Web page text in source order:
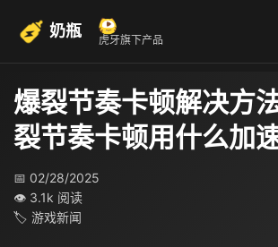
奶瓶 虎牙旗下产品
爆裂节奏卡顿解决方
裂节奏卡顿用什么加
📅 02/28/2025
👁 3.1k 阅读
🏷 游戏新闻